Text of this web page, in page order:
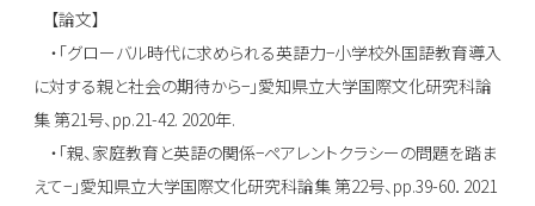
【論文】
・「グローバル時代に求められる英語力−小学校外国語教育導入
に対する親と社会の期待から−」愛知県立大学国際文化研究科論
集 第21号、pp.21-42. 2020年.
・「親、家庭教育と英語の関係−ペアレントクラシーの問題を踏ま
えて−」愛知県立大学国際文化研究科論集 第22号、pp.39-60．2021